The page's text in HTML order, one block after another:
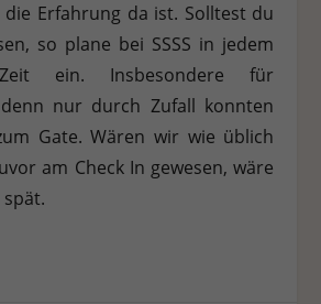
die Erfahrung da ist. Solltest du
so plane bei SSSS in jedem
ein. Insbesondere für
nur durch Zufall konnten
Gate. Wären wir wie üblich
am Check In gewesen, wäre